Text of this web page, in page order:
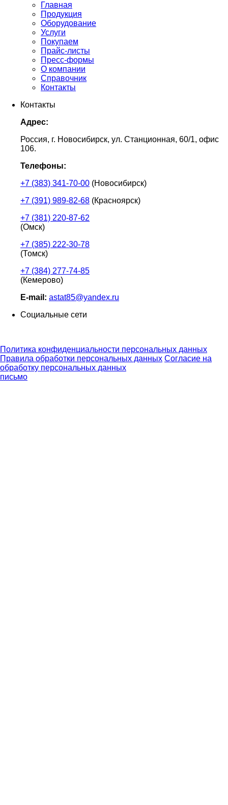
Главная
Продукция
Оборудование
Услуги
Покупаем
Прайс-листы
Пресс-формы
О компании
Справочник
Контакты
Контакты
Адрес:
Россия, г. Новосибирск, ул. Станционная, 60/1, офис
106.
Телефоны:
+7 (383) 341-70-00 (Новосибирск)
+7 (391) 989-82-68 (Красноярск)
+7 (381) 220-87-62
(Омск)
+7 (385) 222-30-78
(Томск)
+7 (384) 277-74-85
(Кемерово)
E-mail: astat85@yandex.ru
Социальные сети
Политика конфиденциальности персональных данных
Правила обработки персональных данных Согласие на
обработку персональных данных
письмо